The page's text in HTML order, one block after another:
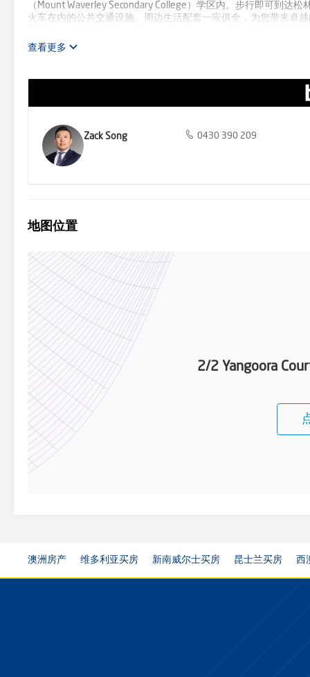
（Mount Waverley Secondary College）学区内。步行即可到达
火车在内的公共交通设施。周边生活配套一应俱全，为您带来卓
查看更多
Zack Song 0430 390 209
地图位置
2/2 Yangoora
澳洲房产 维多利亚买房 新南威尔士买房 昆士兰买房 西